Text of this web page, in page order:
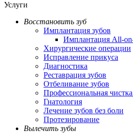
Услуги
Восстановить зуб
Имплантация зубов
Имплантация All-
Хирургические операции
Исправление прикуса
Диагностика
Реставрация зубов
Отбеливание зубов
Профессиональная
Гнатология
Лечение зубов без боли
Протезирование
Вылечить зубы